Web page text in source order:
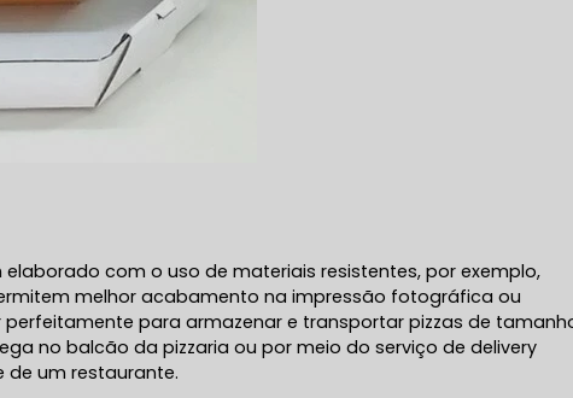
com o uso de materiais resistentes, por exemplo,
melhor acabamento na impressão fotográfica ou
para armazenar e transportar pizzas de
no balcão da pizzaria ou por meio do serviço de delivery
um restaurante.